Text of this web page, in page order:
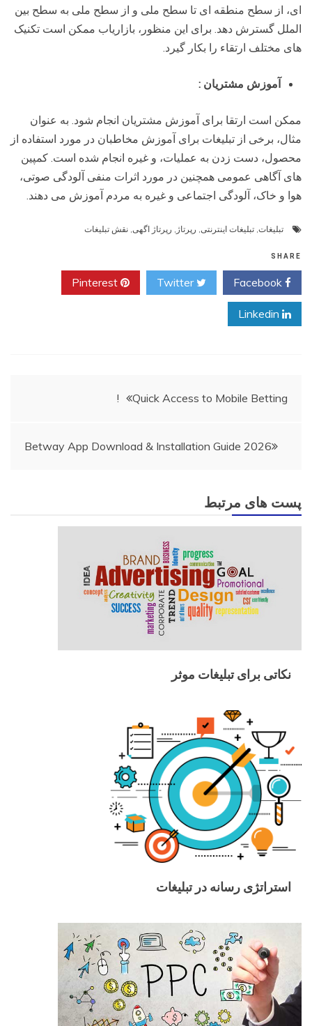
ای، از سطح منطقه ای تا سطح ملی و از سطح ملی به سطح بین
الملل گسترش دهد. برای این منظور، بازاریاب ممکن است تکنیک
های مختلف ارتقاء را بکار گیرد.
آموزش مشتریان :
ممکن است ارتقا برای آموزش مشتریان انجام شود. به عنوان
مثال، برخی از تبلیغات برای آموزش مخاطبان در مورد استفاده از
محصول، دست زدن به عملیات، و غیره انجام شده است. کمپین
های آگاهی عمومی همچنین در مورد اثرات منفی آلودگی صوتی،
هوا و خاک، آلودگی اجتماعی و غیره به مردم آموزش می دهند.
تبلیغات تبلیغات اینترنتی رپرتاژ رپرتاژ اگهی نقش تبلیغات
SHARE
Twitter
راهبری
Quick Access to Mobile Betting!
Betway App Download & Installation Guide 2026
پست های مرتبط
نکاتی برای تبلیغات موثر
استراتژی رسانه در تبلیغات